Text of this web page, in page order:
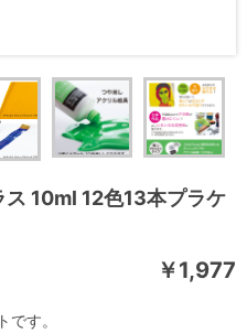
ス 10ml 12色13本プラケ
￥1,977
す。